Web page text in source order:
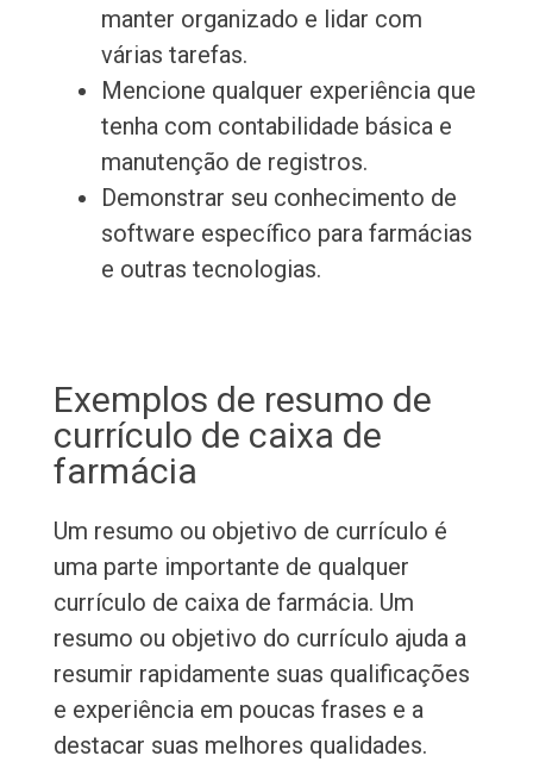
manter organizado e lidar com
várias tarefas.
Mencione qualquer experiência que
tenha com contabilidade básica e
manutenção de registros.
Demonstrar seu conhecimento de
software específico para farmácias
e outras tecnologias.
Exemplos de resumo de
currículo de caixa de
farmácia
Um resumo ou objetivo de currículo é
uma parte importante de qualquer
currículo de caixa de farmácia. Um
resumo ou objetivo do currículo ajuda a
resumir rapidamente suas qualificações
e experiência em poucas frases e a
destacar suas melhores qualidades.